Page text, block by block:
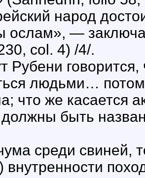
народ
ослам», —
col. 4) /4/.
Рубени
людьми…
что же касается
быть
среди свиней,
внутренности